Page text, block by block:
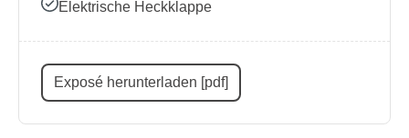
Elektrische Heckklappe
Exposé herunterladen [pdf]